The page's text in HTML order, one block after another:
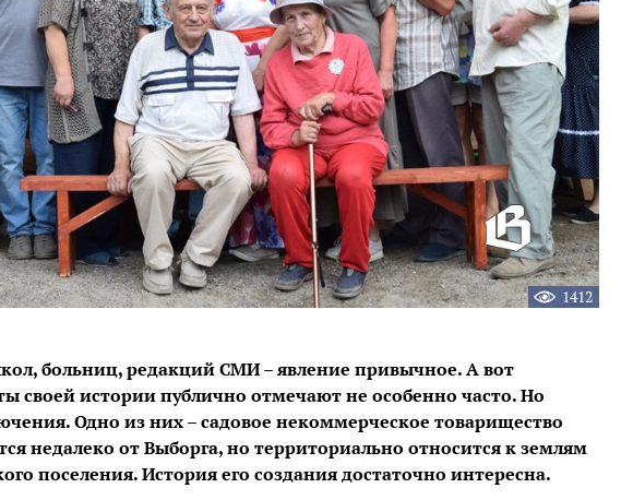
1412
больниц, редакций СМИ – явление привычное. А вот
своей истории публично отмечают не особенно часто. Но
Одно из них – садовое некоммерческое товарищество
недалеко от Выборга, но территориально относится к землям
поселения. История его создания достаточно интересна.